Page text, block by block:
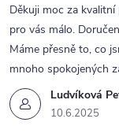
Ludvíková
10.6.2025
Děkuji moc za kvalitní
pro vás málo.
Máme přesně to, co
mnoho spokojených